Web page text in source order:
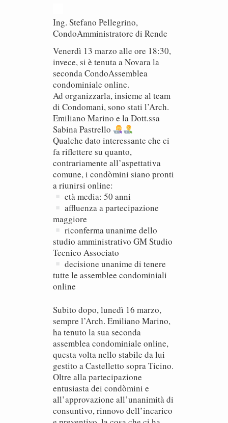
Ing. Stefano Pellegrino,
CondoAmministratore di Rende
Venerdì 13 marzo alle ore 18:30,
invece, si è tenuta a Novara la
seconda CondoAssemblea
condominiale online.
Ad organizzarla, insieme al team
di Condomani, sono stati l’Arch.
Emiliano Marino e la Dott.ssa
Sabina Pastrello
Qualche dato interessante che ci
fa riflettere su quanto,
contrariamente all’aspettativa
comune, i condòmini siano pronti
a riunirsi online:
età media: 50 anni
affluenza a partecipazione
maggiore
riconferma unanime dello
studio amministrativo GM Studio
Tecnico Associato
decisione unanime di tenere
tutte le assemblee condominiali
online
Subito dopo, lunedì 16 marzo,
sempre l’Arch. Emiliano Marino,
ha tenuto la sua seconda
assemblea condominiale online,
questa volta nello stabile da lui
gestito a Castelletto sopra Ticino.
Oltre alla partecipazione
entusiasta dei condòmini e
all’approvazione all’unanimità di
consuntivo, rinnovo dell’incarico